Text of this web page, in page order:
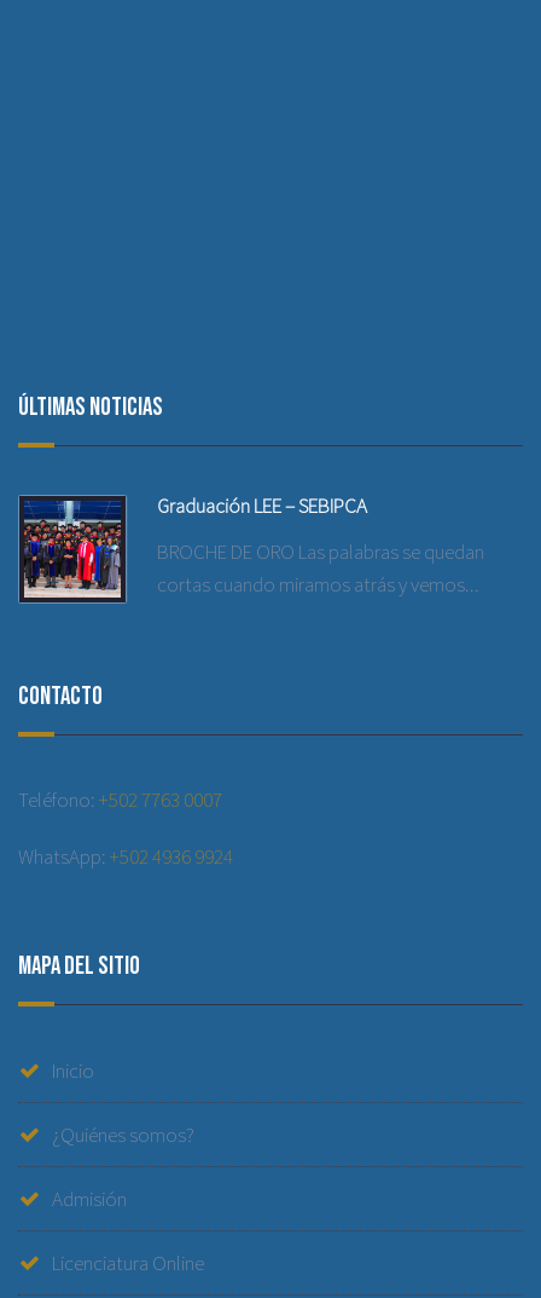
Últimas noticias
Graduación LEE – SEBIPCA
BROCHE DE ORO Las palabras se quedan
cortas cuando miramos atrás y vemos...
Contacto
Teléfono:+502 7763 0007
WhatsApp:+502 4936 9924
Mapa del sitio
Inicio
¿Quiénes somos?
Admisión
Licenciatura Online